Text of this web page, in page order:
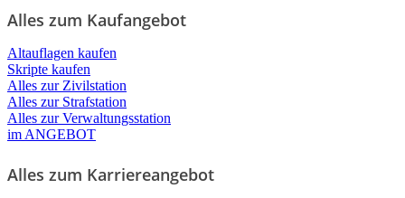
Alles zum Kaufangebot
Altauflagen kaufen
Skripte kaufen
Alles zur Zivilstation
Alles zur Strafstation
Alles zur Verwaltungsstation
im ANGEBOT
Alles zum Karriereangebot